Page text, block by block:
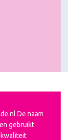
De naam
gebruikt
kwaliteit